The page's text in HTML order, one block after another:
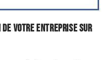
de votre entreprise sur